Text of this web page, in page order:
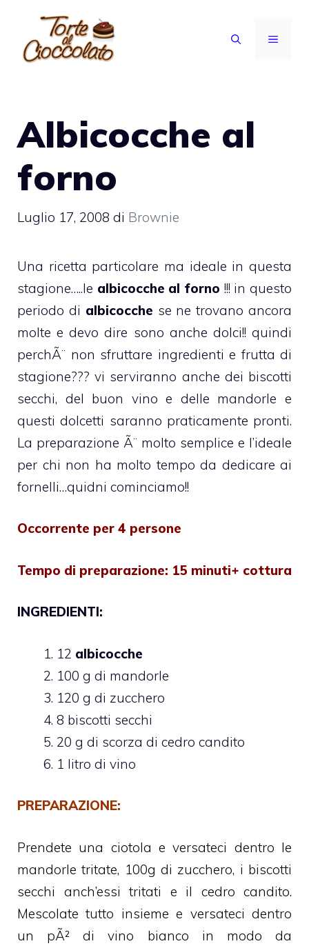
contenuto
MENU
Albicocche al
forno
Luglio 17, 2008 di Brownie
Una ricetta particolare ma ideale in questa
stagione…..le albicocche al forno !!! in questo
periodo di albicocche se ne trovano ancora
molte e devo dire sono anche dolci!! quindi
perchÃ¨ non sfruttare ingredienti e frutta di
stagione??? vi serviranno anche dei biscotti
secchi, del buon vino e delle mandorle e
questi dolcetti saranno praticamente pronti.
La preparazione Ã¨ molto semplice e l’ideale
per chi non ha molto tempo da dedicare ai
fornelli…quidni cominciamo!!
Occorrente per 4 persone
Tempo di preparazione: 15 minuti+ cottura
INGREDIENTI:
12 albicocche
100 g di mandorle
120 g di zucchero
8 biscotti secchi
20 g di scorza di cedro candito
1 litro di vino
PREPARAZIONE:
Prendete una ciotola e versateci dentro le
mandorle tritate, 100g di zucchero, i biscotti
secchi anch’essi tritati e il cedro candito.
Mescolate tutto insieme e versateci dentro
un pÃ² di vino bianco in modo da